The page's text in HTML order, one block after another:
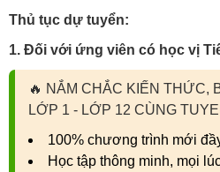
Thủ tục dự tuyển:
1. Đối với ứng viên có học vị
🔥 NẮM CHẮC KIẾN THỨC,
LỚP 1 - LỚP 12 CÙNG
100% chương trình mới
Học tập thông minh, mọi